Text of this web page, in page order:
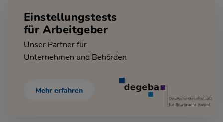
Einstellungstests
für Arbeitgeber
Unser Partner für
Unternehmen und Behörden
Mehr erfahren